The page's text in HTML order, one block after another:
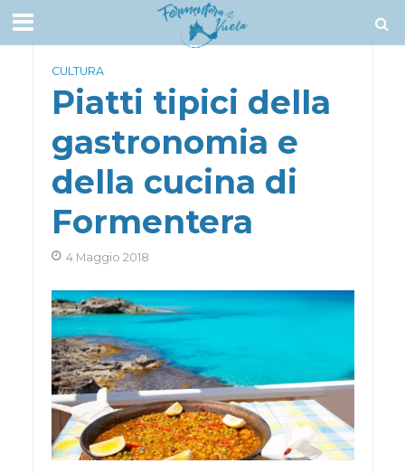
CULTURA
Piatti tipici della
gastronomia e
della cucina di
Formentera
4 Maggio 2018